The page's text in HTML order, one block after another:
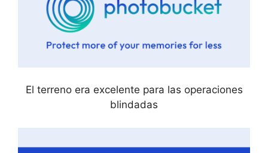
El terreno era excelente para las operaciones
blindadas